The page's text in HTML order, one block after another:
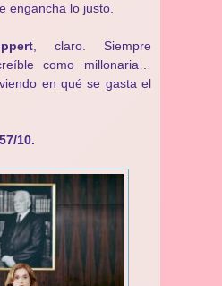
engancha lo justo.
, claro. Siempre
como millonaria…
en qué se gasta el
10.